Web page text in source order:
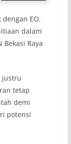
EO.
dalam
Bekasi Raya
justru
tetap
demi
potensi